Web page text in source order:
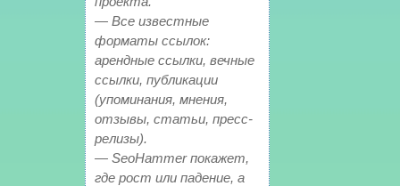
— Все известные
форматы ссылок:
арендные ссылки, вечные
ссылки, публикации
(упоминания, мнения,
отзывы, статьи, пресс-
релизы).
— SeoHammer покажет,
где рост или падение, а